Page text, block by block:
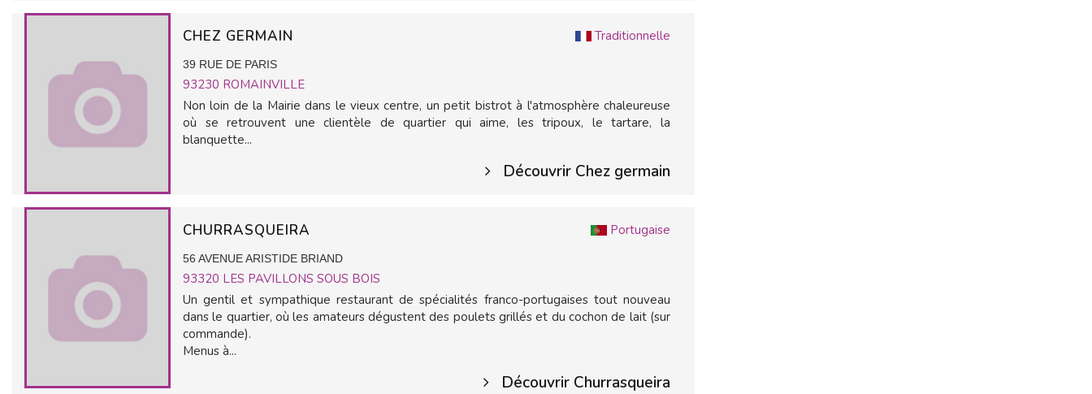
Traditionnelle
CHEZ GERMAIN
39 RUE DE PARIS
93230 ROMAINVILLE
Non loin de la Mairie dans le vieux centre, un petit bistrot à l'atmosphère chaleureuse
où se retrouvent une clientèle de quartier qui aime, les tripoux, le tartare, la
blanquette...
Découvrir Chez germain
Portugaise
CHURRASQUEIRA
56 AVENUE ARISTIDE BRIAND
93320 LES PAVILLONS SOUS BOIS
Un gentil et sympathique restaurant de spécialités franco-portugaises tout nouveau
dans le quartier, où les amateurs dégustent des poulets grillés et du cochon de lait (sur
commande).
Menus à...
Découvrir Churrasqueira